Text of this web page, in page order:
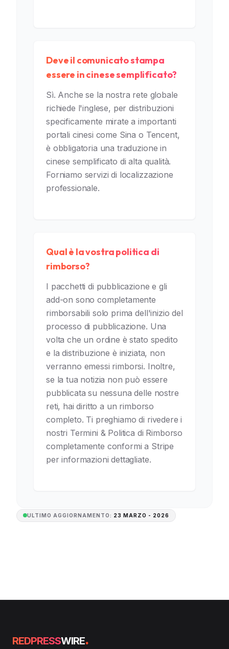
Deve il comunicato stampa
essere in cinese semplificato?
Sì. Anche se la nostra rete globale
richiede l'inglese, per distribuzioni
specificamente mirate a importanti
portali cinesi come Sina o Tencent,
è obbligatoria una traduzione in
cinese semplificato di alta qualità.
Forniamo servizi di localizzazione
professionale.
Qual è la vostra politica di
rimborso?
I pacchetti di pubblicazione e gli
add-on sono completamente
rimborsabili solo prima dell'inizio del
processo di pubblicazione. Una
volta che un ordine è stato spedito
e la distribuzione è iniziata, non
verranno emessi rimborsi. Inoltre,
se la tua notizia non può essere
pubblicata su nessuna delle nostre
reti, hai diritto a un rimborso
completo. Ti preghiamo di rivedere i
nostri Termini & Politica di Rimborso
completamente conformi a Stripe
per informazioni dettagliate.
ULTIMO AGGIORNAMENTO: 23 MARZO - 2026
REDPRESSWIRE.